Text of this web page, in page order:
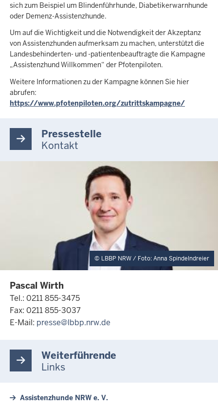
sich zum Beispiel um Blindenführhunde, Diabetikerwarnhunde
oder Demenz-Assistenzhunde.
Um auf die Wichtigkeit und die Notwendigkeit der Akzeptanz
von Assistenzhunden aufmerksam zu machen, unterstützt die
Landesbehinderten- und -patientenbeauftragte die Kampagne
„Assistenzhund Willkommen“ der Pfotenpiloten.
Weitere Informationen zu der Kampagne können Sie hier
abrufen:
https://www.pfotenpiloten.org/zutrittskampagne/
Pressestelle
Kontakt
LBBP NRW / Foto: Anna Spindelndreier
Pascal Wirth
Tel.: 0211 855-3475
Fax: 0211 855-3037
E-Mail: presse@lbbp.nrw.de
Weiterführende
Links
Assistenzhunde NRW e. V.